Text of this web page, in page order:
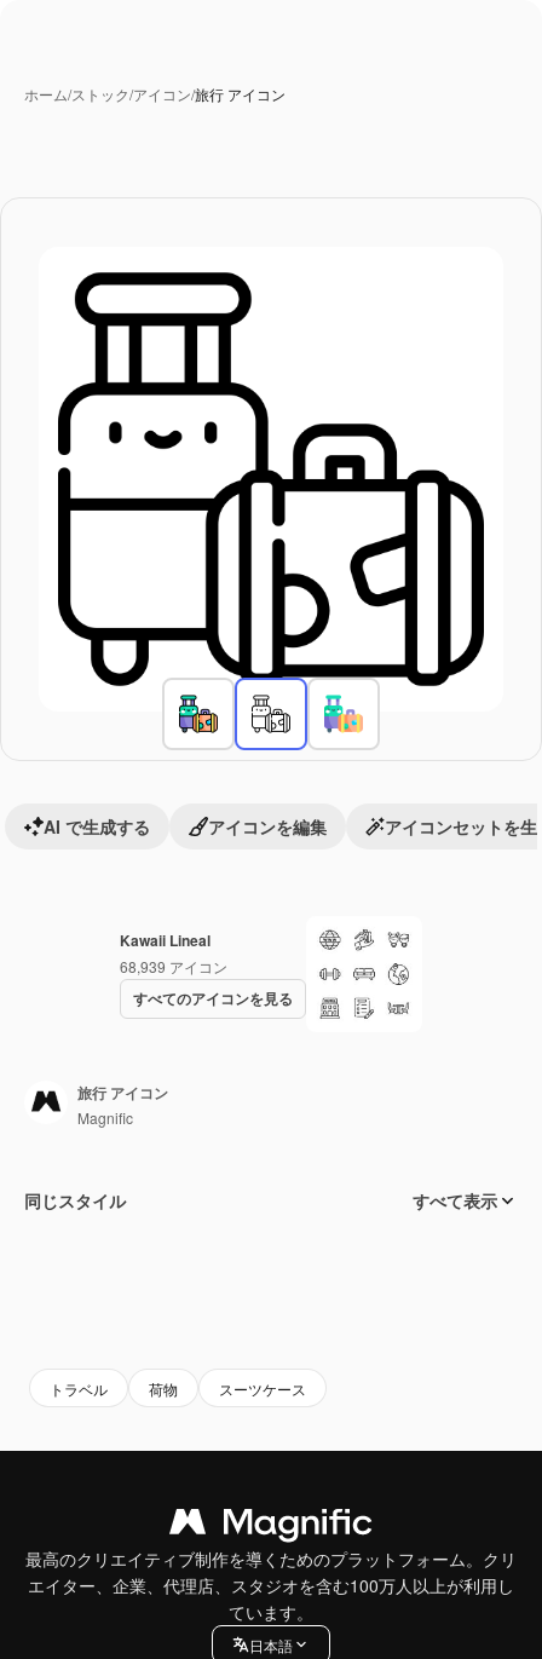
ホーム/ストック/アイコン/旅行 アイコン
Kawaii Lineal
68,939 アイコン
すべてのアイコンを見る
AI で生成する アイコンを編集 アイコンセットを生
旅行 アイコン
Magnific
同じスタイル すべて表示
トラベル 荷物 スーツケース
最高のクリエイティブ制作を導くためのプラットフォーム。クリ
エイター、企業、代理店、スタジオを含む100万人以上が利用し
ています。
日本語